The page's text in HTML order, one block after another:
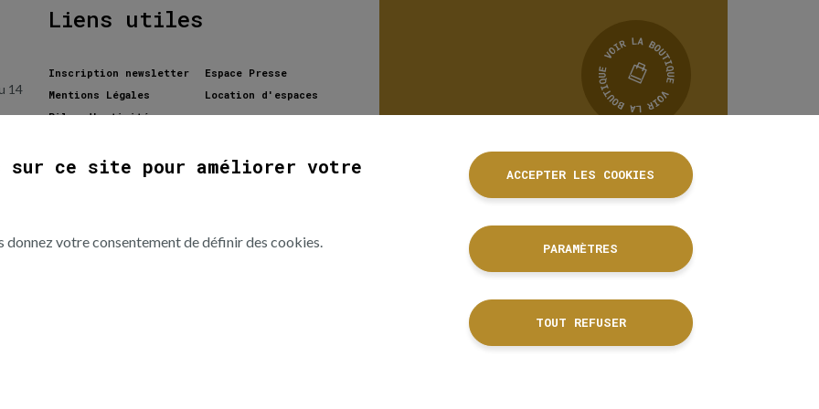
14
Liens utiles
Inscription newsletter
Espace Presse
Mentions Légales
Location d'espaces
Bilan d'activités
sur ce site pour améliorer votre
donnez votre consentement de définir des cookies.
ACCEPTER LES COOKIES
PARAMÈTRES
TOUT REFUSER